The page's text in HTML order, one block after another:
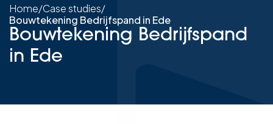
Home/Case studies/
Bouwtekening Bedrijfspand in Ede
Bouwtekening Bedrijfspand
in Ede